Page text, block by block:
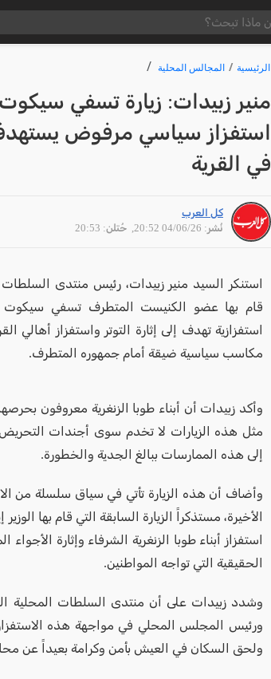
الرئيسية المجالس المحلية
منير زبيدات: زيارة تسفي سيكوت
استفزاز سياسي مرفوض
في القرية
كل العرب
نُشر: 04/06/26 20:52
, حُتلن: 20:53
استنكر السيد منير زبيدات، رئيس منتدى السلطات
قام بها عضو الكنيست المتطرف تسفي سيكوت إلى
استفزازية تهدف إلى إثارة التوتر واستفزاز أهالي
مكاسب سياسية ضيقة أمام جمهوره المتطرف.
وأكد زبيدات أن أبناء طوبا الزنغرية معروفون
مثل هذه الزيارات لا تخدم سوى أجندات
إلى هذه الممارسات ببالغ الجدية والخطورة.
وأضاف أن هذه الزيارة تأتي في سياق سلسلة من
الأخيرة، مستذكراً الزيارة السابقة التي قام بها
استفزاز أبناء طوبا الزنغرية الشرفاء وإثارة
الحقيقية التي تواجه المواطنين.
وشدد زبيدات على أن منتدى السلطات المحلية
ورئيس المجلس المحلي في مواجهة هذه
ولحق السكان في العيش بأمن وكرامة بعيداً عن